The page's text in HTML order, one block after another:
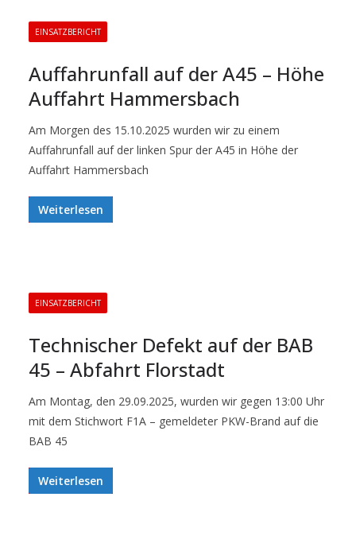
EINSATZBERICHT
Auffahrunfall auf der A45 – Höhe
Auffahrt Hammersbach
Am Morgen des 15.10.2025 wurden wir zu einem
Auffahrunfall auf der linken Spur der A45 in Höhe der
Auffahrt Hammersbach
Weiterlesen
EINSATZBERICHT
Technischer Defekt auf der BAB
45 – Abfahrt Florstadt
Am Montag, den 29.09.2025, wurden wir gegen 13:00 Uhr
mit dem Stichwort F1A – gemeldeter PKW-Brand auf die
BAB 45
Weiterlesen